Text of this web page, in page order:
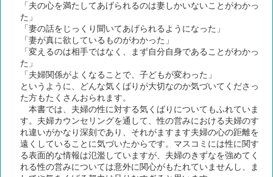
「夫の心を満たしてあげられるのは妻しかいないことがわかっ
た」
「妻の話をじっくり聞いてあげられるようになった」
「妻が真に欲しているものがわかった」
「変えるのは相手ではなく、まず自分自身であることがわかっ
た」
「夫婦関係がよくなることで、子どもが変わった」
というように、どんな気くばりが大切なのか気づいてくださっ
た方もたくさんおられます。
本書では、夫婦の性に対する気くばりについてもふれていま
す。夫婦カウンセリングを通して、性の営みにおける夫婦のす
れ違いがかなり深刻であり、それがますます夫婦の心の距離を
遠くしていることに気づいたからです。マスコミには性に関す
る表面的な情報は氾濫していますが、夫婦のきずなを強めてく
れる性の営みについては意外に関心がもたれていませんし、ま